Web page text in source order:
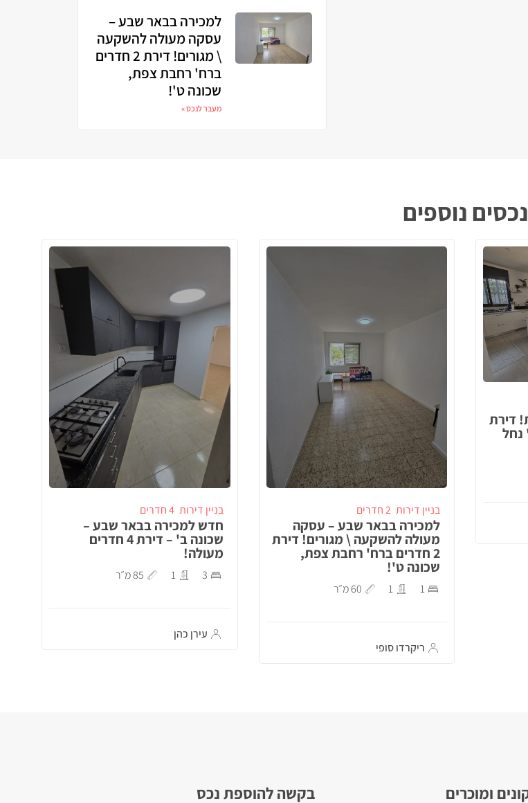
למכירה בבאר שבע –
עסקה מעולה להשקעה
\ מגורים! דירת 2 חדרים
ברח' רחבת צפת,
שכונה ט'!
מעבר לנכס »
נכסים נוספים
דירת
נחל
בניין דירות 2 חדרים
למכירה בבאר שבע – עסקה
מעולה להשקעה \ מגורים! דירת
2 חדרים ברח' רחבת צפת,
שכונה ט'!
1
1 60 מ״ר
ריקרדו סופי
בניין דירות 4 חדרים
חדש למכירה בבאר שבע –
שכונה ב' – דירת 4 חדרים
מעולה!
3
1 85 מ״ר
עירן כהן
ומוכרים בקשה להוספת נכס